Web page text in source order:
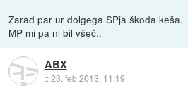
Zarad par ur dolgega SPja škoda keša.
MP mi pa ni bil všeč..
ABX
::23. feb 2013, 11:19